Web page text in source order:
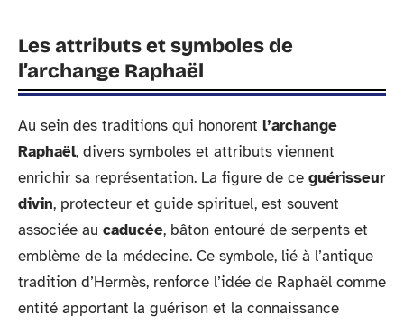
Les attributs et symboles de
l’archange Raphaël
Au sein des traditions qui honorent l’archange
Raphaël, divers symboles et attributs viennent
enrichir sa représentation. La figure de ce guérisseur
divin, protecteur et guide spirituel, est souvent
associée au caducée, bâton entouré de serpents et
emblème de la médecine. Ce symbole, lié à l’antique
tradition d’Hermès, renforce l’idée de Raphaël comme
entité apportant la guérison et la connaissance